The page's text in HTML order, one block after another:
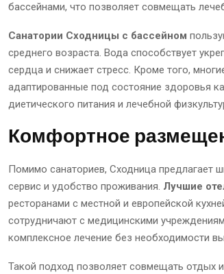
бассейнами, что позволяет совмещать
Санатории Сходницы с бассейном
среднего возраста. Вода способствует
сердца и снижает стресс. Кроме того,
адаптированные под состояние здоровья
диетического питания и лечебной
Комфортное
Помимо санаториев, Сходница предлагает
сервис и удобство проживания. Лучшие
ресторанами с местной и европейской
сотрудничают с медицинскими
комплексное лечение без необходимости
Такой подход позволяет совмещать отдых